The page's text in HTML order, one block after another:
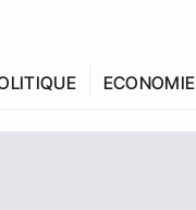
ECONOMIE